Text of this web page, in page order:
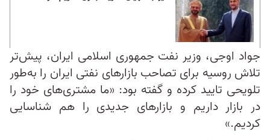
جواد اوجی، وزیر نفت جمهوری اسلامی ایران، پیش‌تر
تلاش روسیه برای تصاحب بازارهای نفتی ایران را به‌طور
تلویحی تایید کرده و گفته بود: «ما مشتری‌های خود را
در بازار داریم و بازارهای جدیدی را هم شناسایی
کردیم.»